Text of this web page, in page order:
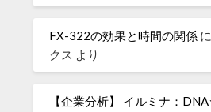
FX-322の効果と時間の関係 に
クス より
【企業分析】 イルミナ：